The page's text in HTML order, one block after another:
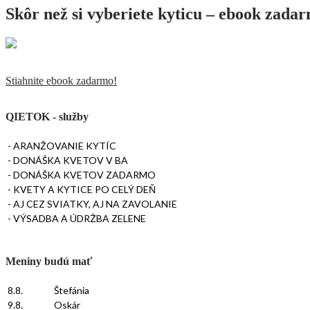
Skôr než si vyberiete kyticu – ebook
Stiahnite ebook zadarmo!
QIETOK - služby
- ARANŽOVANIE KYTÍC
- DONÁŠKA KVETOV V BA
- DONÁŠKA KVETOV ZADARMO
- KVETY A KYTICE PO CELÝ DEŇ
- AJ CEZ SVIATKY, AJ NA ZAVOLANIE
- VÝSADBA A ÚDRŽBA ZELENE
Meniny budú mať
8.8.
Štefánia
9.8.
Oskár